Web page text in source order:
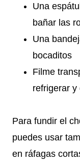
Una
bañar las
Una
bocaditos
Filme
refrigerar y
Para fundir el
puedes usar
en ráfagas